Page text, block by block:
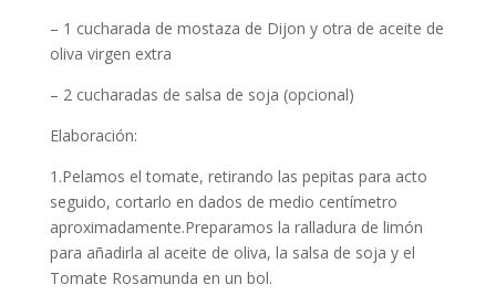
– 1 cucharada de mostaza de Dijon y otra de aceite de
oliva virgen extra
– 2 cucharadas de salsa de soja (opcional)
Elaboración:
1.Pelamos el tomate, retirando las pepitas para acto
seguido, cortarlo en dados de medio centímetro
aproximadamente.Preparamos la ralladura de limón
para añadirla al aceite de oliva, la salsa de soja y el
Tomate Rosamunda en un bol.